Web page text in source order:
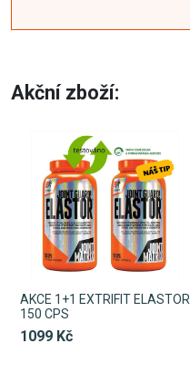
Akční zboží:
AKCE 1+1 EXTRIFIT ELASTOR
150 CPS
1099 Kč